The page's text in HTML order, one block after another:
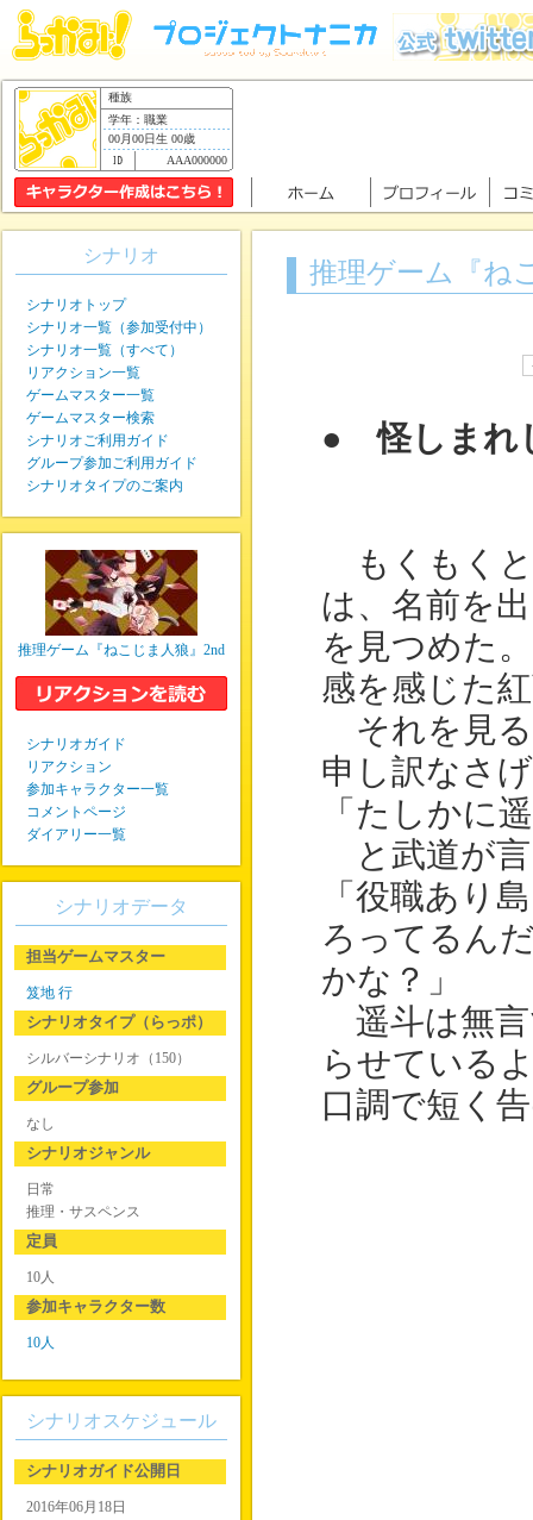
種族
学年：職業
00月00日生 00歳
AAA000000
推理ゲーム『ね
● 怪しまれ
もくもくと
は、名前を
を見つめた
感を感じた
それを見る
申し訳なさ
「たしかに
と武道が
「役職あり
ろってるん
かな？」
遥斗は無言
らせている
口調で短く
シナリオ
シナリオトップ
シナリオ一覧（参加受付中）
シナリオ一覧（すべて）
リアクション一覧
ゲームマスター一覧
ゲームマスター検索
シナリオご利用ガイド
グループ参加ご利用ガイド
シナリオタイプのご案内
推理ゲーム『ねこじま人狼』2nd
シナリオガイド
リアクション
参加キャラクター一覧
コメントページ
ダイアリー一覧
シナリオデータ
担当ゲームマスター
笈地 行
シナリオタイプ（らっポ）
シルバーシナリオ（150）
グループ参加
なし
シナリオジャンル
日常
推理・サスペンス
定員
10人
参加キャラクター数
10人
シナリオスケジュール
シナリオガイド公開日
2016年06月18日